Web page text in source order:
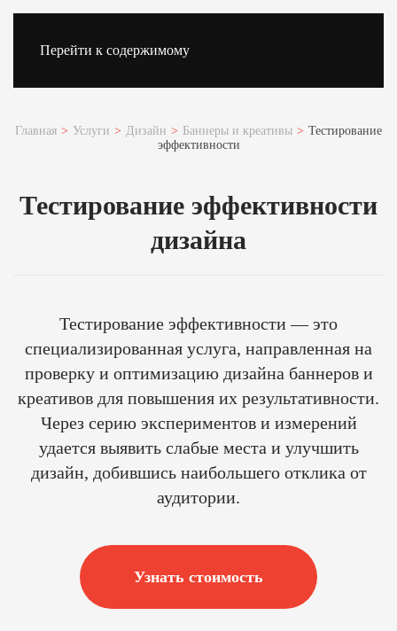
Перейти к содержимому
Главная Услуги Дизайн Баннеры и креативы
Тестирование
эффективности
Тестирование эффективности
дизайна
Тестирование эффективности — это
специализированная услуга, направленная на
проверку и оптимизацию дизайна баннеров и
креативов для повышения их результативности.
Через серию экспериментов и измерений
удается выявить слабые места и улучшить
дизайн, добившись наибольшего отклика от
аудитории.
Узнать стоимость